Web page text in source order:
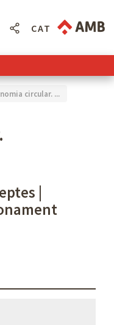
CAT
circular. ...
|